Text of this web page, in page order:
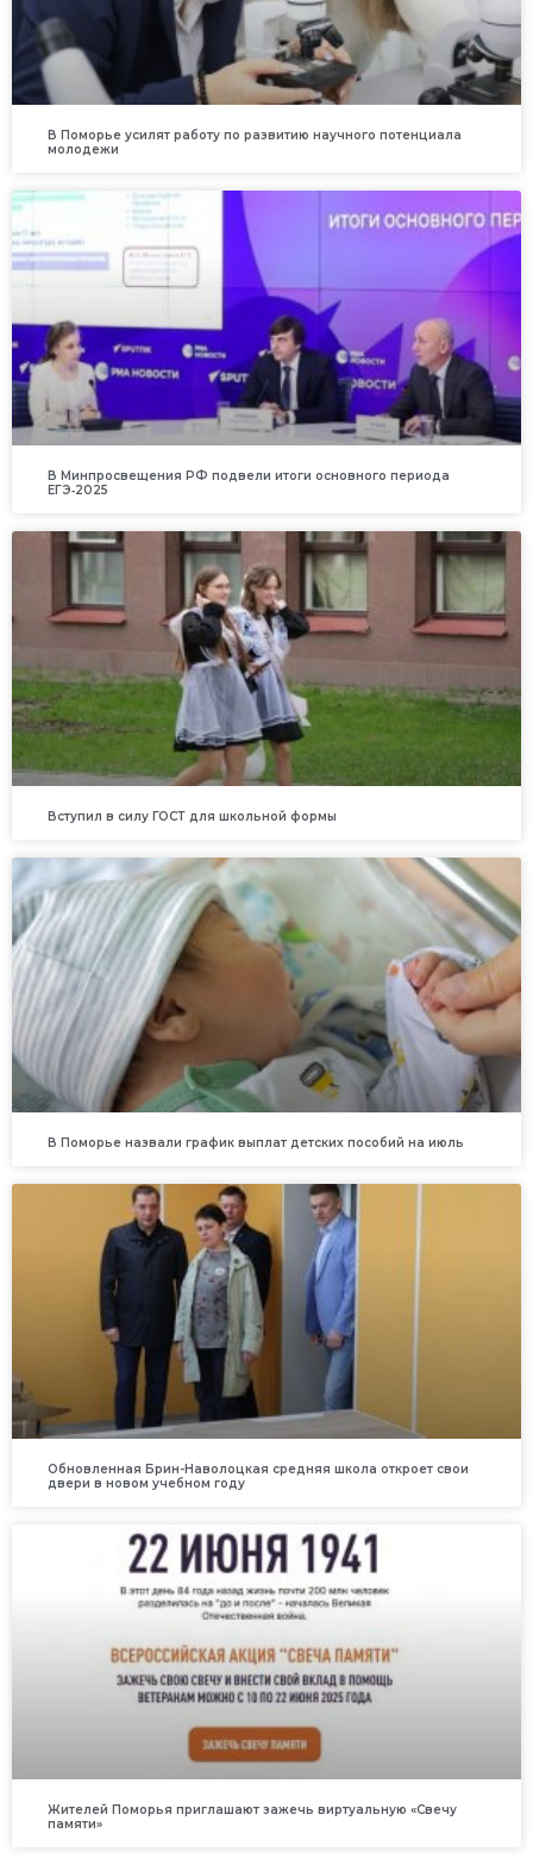
В Поморье усилят работу по развитию научного потенциала
молодежи
В Минпросвещения РФ подвели итоги основного периода
ЕГЭ‑2025
Вступил в силу ГОСТ для школьной формы
В Поморье назвали график выплат детских пособий на июль
Обновленная Брин-Наволоцкая средняя школа откроет свои
двери в новом учебном году
Жителей Поморья приглашают зажечь виртуальную «Свечу
памяти»